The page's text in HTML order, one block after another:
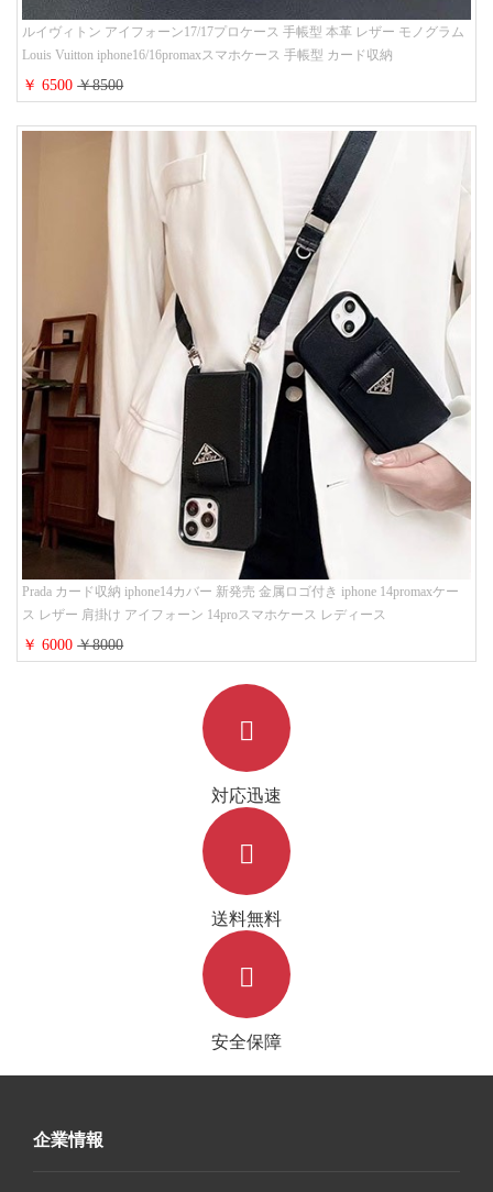
ルイヴィトン アイフォーン17/17プロケース 手帳型 本革 レザー モノグラム
Louis Vuitton iphone16/16promaxスマホケース 手帳型 カード収納
iphone15/14/13ケース ビジネス風 GUCCI galaxy s26/s25/s24ケース 手帳型 大
人 可愛い
￥ 6500￥8500
Prada カード収納 iphone14カバー 新発売 金属ロゴ付き iphone 14promaxケー
ス レザー 肩掛け アイフォーン 14proスマホケース レディース
￥ 6000￥8000
対応迅速
送料無料
安全保障
企業情報